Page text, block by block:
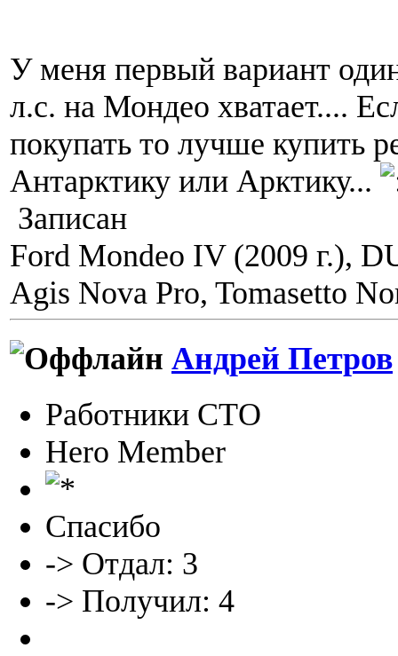
У меня первый вариант
л.с. на Мондео хватает....
покупать то лучше купить
Антарктику или Арктику...
Записан
Ford Mondeo IV (2009 г.),
Agis Nova Pro, Tomasetto
Андрей Петров
Работники СТО
Hero Member
Спасибо
-> Отдал: 3
-> Получил: 4